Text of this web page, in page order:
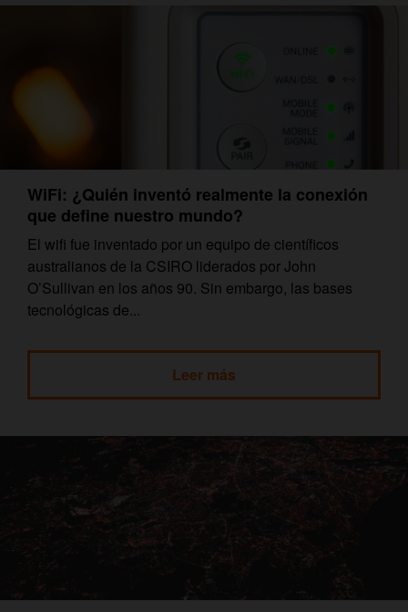
WiFi: ¿Quién inventó realmente la conexión
que define nuestro mundo?
El wifi fue inventado por un equipo de científicos
australianos de la CSIRO liderados por John
O’Sullivan en los años 90. Sin embargo, las bases
tecnológicas de...
Leer más